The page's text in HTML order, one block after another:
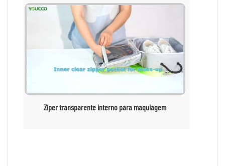
Zíper transparente interno para maquiagem